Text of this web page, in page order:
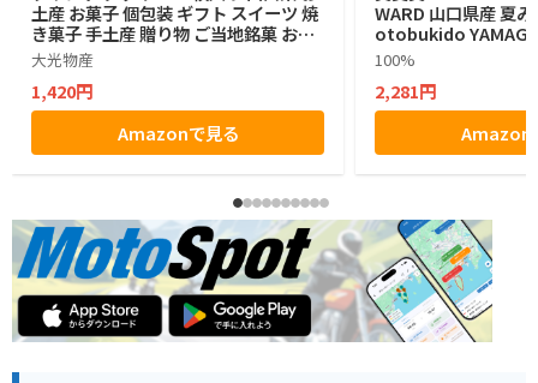
土産 お菓子 個包装 ギフト スイーツ 焼
き菓子 手土産 贈り物 ご当地銘菓 お中
元 お歳暮
大光物産
1,420円
Amazonで見る
WARD 山口県産 夏
otobukido
n Langue De Chat
ラングドシャ チョコ
入り ラングドシャ
100%
2,281円
Amazon